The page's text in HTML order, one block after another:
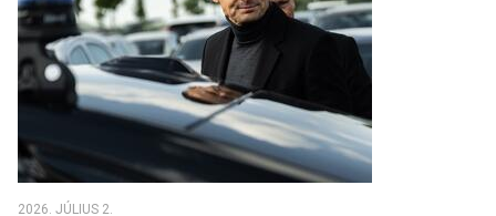
2026. JÚLIUS 2.